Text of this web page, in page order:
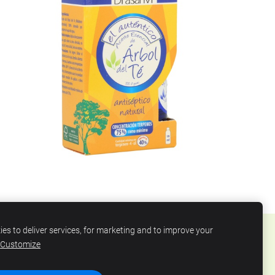
to deliver services, for marketing and to improve your
Customize